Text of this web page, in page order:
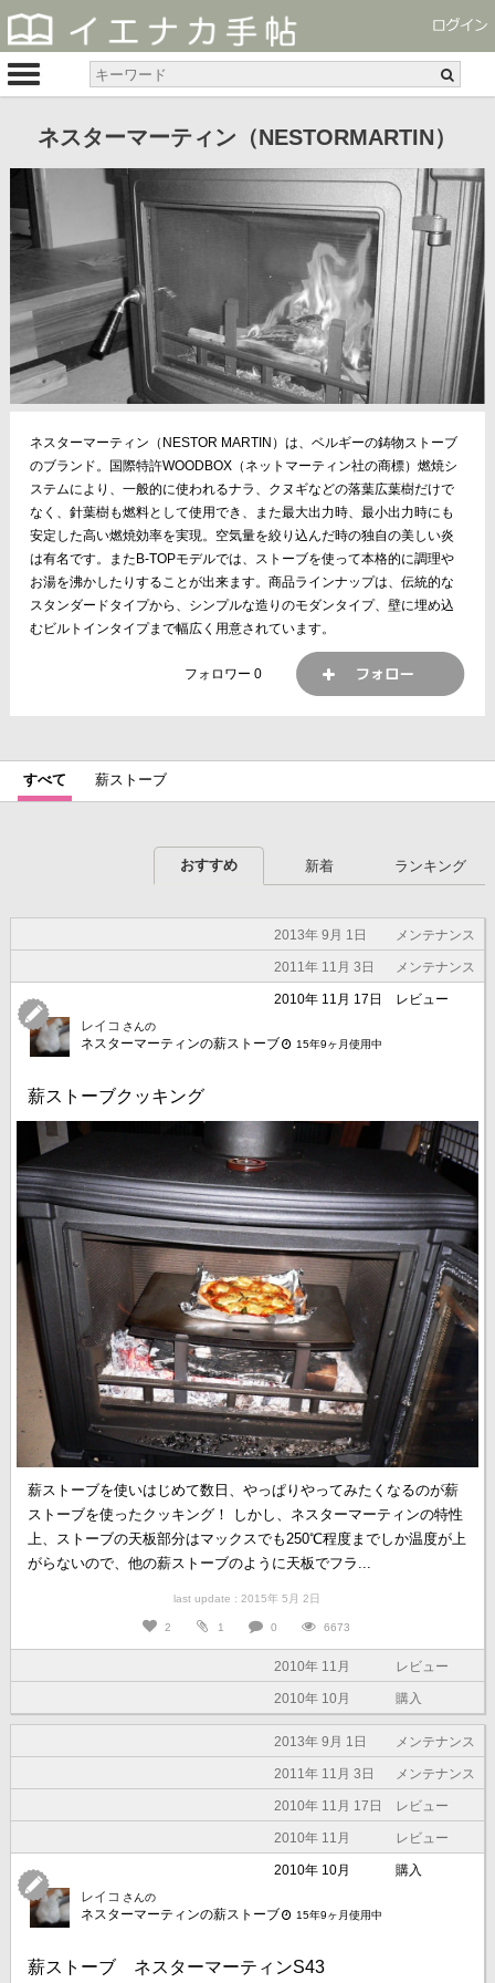
ネスターマーティン（NESTORMARTIN）
ネスターマーティン（NESTOR MARTIN）は、ベルギーの鋳物ストーブ
のブランド。国際特許WOODBOX（ネットマーティン社の商標）燃焼シ
ステムにより、一般的に使われるナラ、クヌギなどの落葉広葉樹だけで
なく、針葉樹も燃料として使用でき、また最大出力時、最小出力時にも
安定した高い燃焼効率を実現。空気量を絞り込んだ時の独自の美しい炎
は有名です。またB-TOPモデルでは、ストーブを使って本格的に調理や
お湯を沸かしたりすることが出来ます。商品ラインナップは、伝統的な
スタンダードタイプから、シンプルな造りのモダンタイプ、壁に埋め込
むビルトインタイプまで幅広く用意されています。
フォロワー0
すべて 薪ストーブ
おすすめ 新着 ランキング
2013年 9月 1日 メンテナンス
2011年 11月 3日 メンテナンス
2010年 11月 17日
レビュー
レイコ さんの
ネスターマーティンの薪ストーブ 15年9ヶ月使用中
薪ストーブクッキング
薪ストーブを使いはじめて数日、やっぱりやってみたくなるのが薪
ストーブを使ったクッキング！ しかし、ネスターマーティンの特性
上、ストーブの天板部分はマックスでも250℃程度までしか温度が上
がらないので、他の薪ストーブのように天板でフラ...
last update : 2015年 5月 2日
2 1 0 6673
2010年 11月 レビュー
2010年 10月 購入
2013年 9月 1日 メンテナンス
2011年 11月 3日 メンテナンス
2010年 11月 17日 レビュー
2010年 11月 レビュー
2010年 10月
購入
レイコ さんの
ネスターマーティンの薪ストーブ 15年9ヶ月使用中
薪ストーブ ネスターマーティンS43